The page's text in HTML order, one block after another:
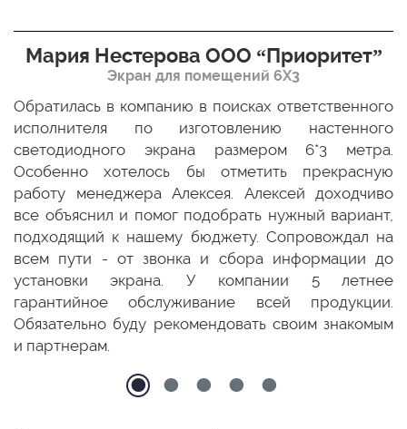
Мария Нестерова ООО “Приоритет”
Экран для помещений 6Х3
Обратилась в компанию в поисках ответственного
исполнителя по изготовлению настенного
светодиодного экрана размером 6*3 метра.
Особенно хотелось бы отметить прекрасную
работу менеджера Алексея. Алексей доходчиво
все объяснил и помог подобрать нужный вариант,
подходящий к нашему бюджету. Сопровождал на
всем пути - от звонка и сбора информации до
установки экрана. У компании 5 летнее
гарантийное обслуживание всей продукции.
Обязательно буду рекомендовать своим знакомым
и партнерам.